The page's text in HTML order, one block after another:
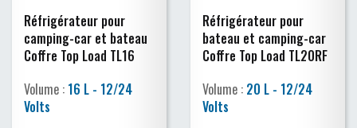
Réfrigérateur pour
camping-car et bateau
Coffre Top Load TL16
Volume : 16 L - 12/24
Volts
Réfrigérateur pour
bateau et camping-car
Coffre Top Load TL20RF
Volume : 20 L - 12/24
Volts